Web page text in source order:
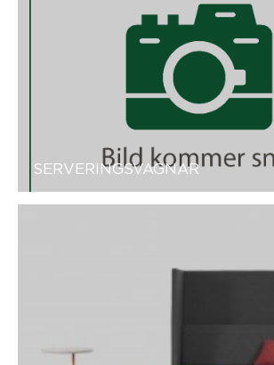
SERVERINGSVAGNAR